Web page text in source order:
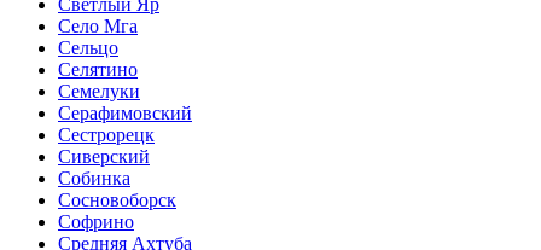
Село Мга
Сельцо
Селятино
Семелуки
Серафимовский
Сестрорецк
Сиверский
Собинка
Сосновоборск
Софрино
Средняя Ахтуба